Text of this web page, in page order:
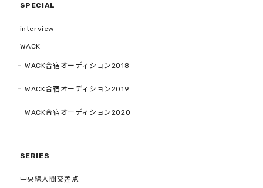
SPECIAL
interview
WACK
WACK合宿オーディション2018
WACK合宿オーディション2019
WACK合宿オーディション2020
SERIES
中央線人間交差点